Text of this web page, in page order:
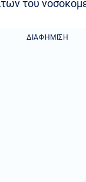
του
ΔΙΑΦΉΜΙΣΗ